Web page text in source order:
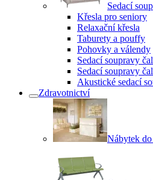
Sedací
Křesla pro seniory
Relaxační křesla
Taburety a pouffy
Pohovky a válendy
Sedací soupravy
Sedací soupravy
Akustické sedací
Zdravotnictví
Nábytek